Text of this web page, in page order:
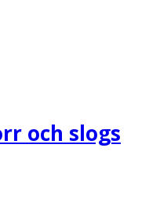
och slogs